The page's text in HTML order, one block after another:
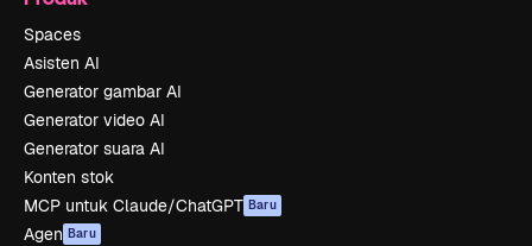
Spaces
Asisten AI
Generator gambar AI
Generator video AI
Generator suara AI
Konten stok
MCP untuk Claude/ChatGPT Baru
Agen Baru